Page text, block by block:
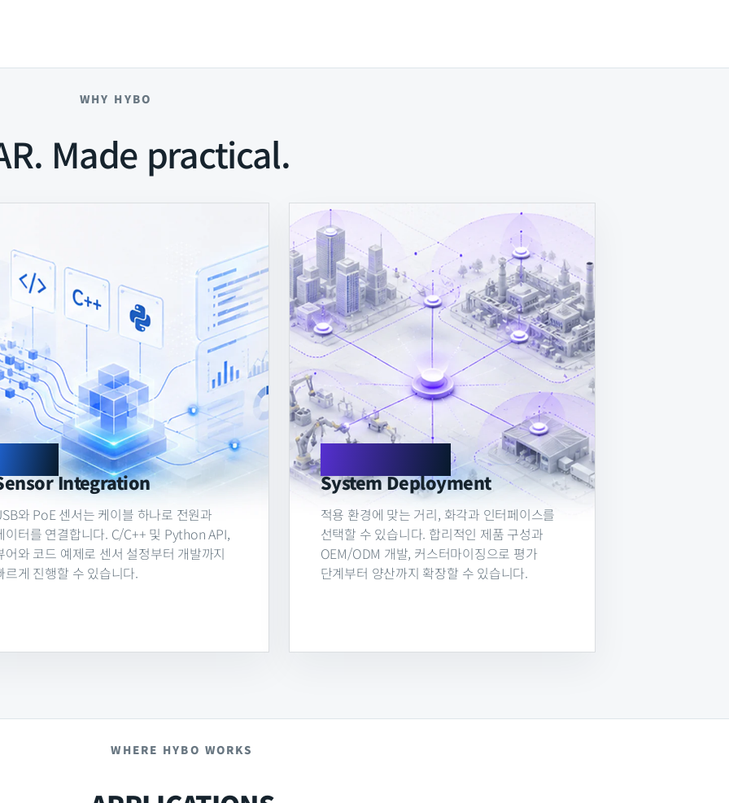
WHY HYBO
Made practical.
Integration
와 PoE 센서는 케이블 하나로 전원과
이터를 연결합니다. C/C++ 및 Python API,
어와 코드 예제로 센서 설정부터 개발까지
르게 진행할 수 있습니다.
System Deployment
적용 환경에 맞는 거리, 화각과 인터페이스를
선택할 수 있습니다. 합리적인 제품 구성과
OEM/ODM 개발, 커스터마이징으로 평가
단계부터 양산까지 확장할 수 있습니다.
WHERE HYBO WORKS